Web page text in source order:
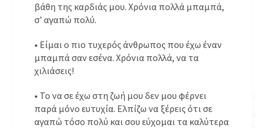
βάθη της καρδιάς μου. Χρόνια πολλά μπαμπά,
σ’ αγαπώ πολύ.
• Είμαι ο πιο τυχερός άνθρωπος που έχω έναν
μπαμπά σαν εσένα. Χρόνια πολλά, να τα
χιλιάσεις!
• Το να σε έχω στη ζωή μου δεν μου φέρνει
παρά μόνο ευτυχία. Ελπίζω να ξέρεις ότι σε
αγαπώ τόσο πολύ και σου εύχομαι τα καλύτερα